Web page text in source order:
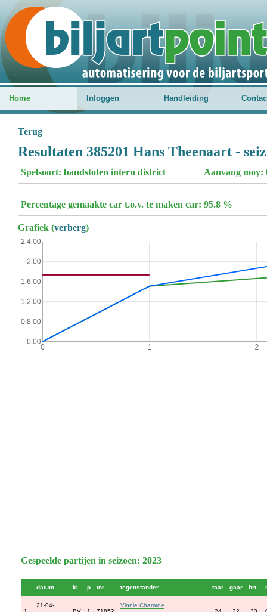
Home Inloggen Handleiding
Terug
Resultaten 385201 Hans Theenaart -
Spelsoort: bandstoten intern district Aanvang moy:
Percentage gemaakte car t.o.v. te maken car: 95.8 %
Grafiek (verberg)
Gespeelde partijen in seizoen: 2023
datum kl p tnr tegenstander tcar gcar brt
21-04-
Vinnie Chamroe